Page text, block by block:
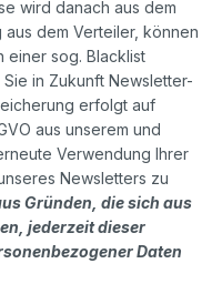
wird danach aus dem
dem Verteiler, können
einer sog. Blacklist
in Zukunft Newsletter-
erfolgt auf
aus unserem und
Verwendung Ihrer
Newsletters zu
Gründen, die sich aus
jederzeit dieser
Daten